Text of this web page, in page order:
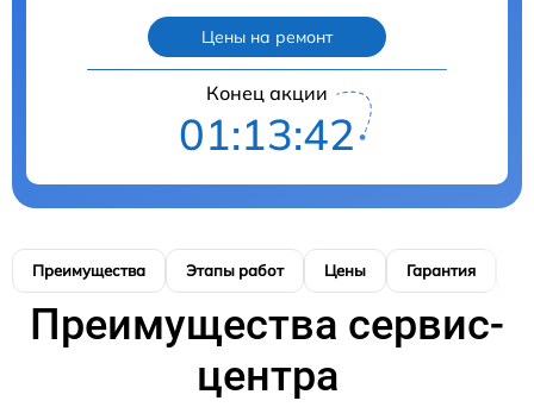
Цены на ремонт
Конец акции
01:13:41
Преимущества Этапы работ Цены Гарантия
Преимущества сервис-
центра